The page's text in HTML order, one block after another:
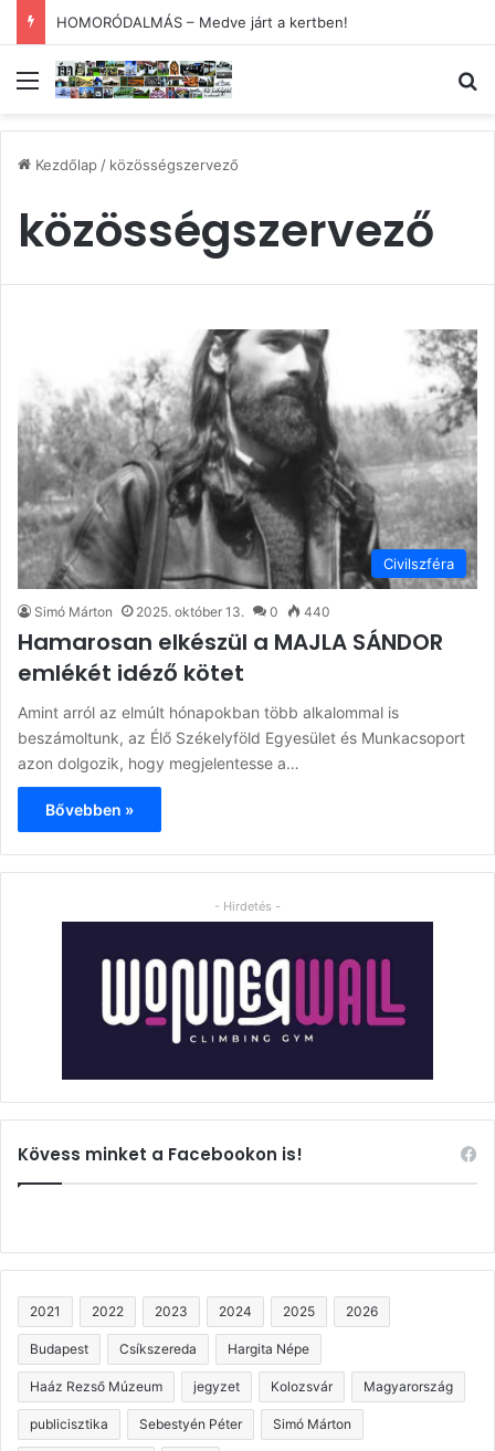
HOMORÓDALMÁS – Medve járt a kertben!
Menü
Kezdőlap/ közösségszervező
közösségszervező
Civilszféra
Simó Márton 2025. október 13. 0 440
Hamarosan elkészül a MAJLA SÁNDOR
emlékét idéző kötet
Amint arról az elmúlt hónapokban több alkalommal is
beszámoltunk, az Élő Székelyföld Egyesület és Munkacsoport
azon dolgozik, hogy megjelentesse a…
Bővebben »
- Hirdetés -
Kövess minket a Facebookon is!
2021 2022 2023 2024 2025 2026
Budapest Csíkszereda Hargita Népe
Haáz Rezső Múzeum jegyzet Kolozsvár Magyarország
publicisztika Sebestyén Péter Simó Márton